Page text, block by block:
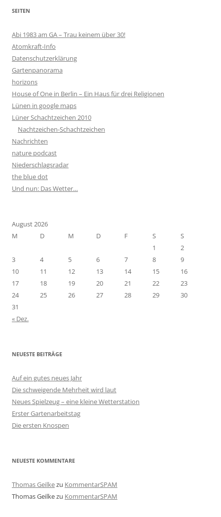
SEITEN
Abi 1983 am GA – Trau keinem über 30!
Atomkraft-Info
Datenschutzerklärung
Gartenpanorama
horizons
House of One in Berlin – Ein Haus für drei Religionen
Lünen in google maps
Lüner Schachtzeichen 2010
Nachtzeichen-Schachtzeichen
Nachrichten
nature podcast
Niederschlagsradar
the blue dot
Und nun: Das Wetter…
August 2026
M
D M D F S
S
1
2
3
4 5 6 7 8
9
10
11 12 13 14 15
16
17
18 19 20 21 22
23
24
25 26 27 28 29
30
31
« Dez.
NEUESTE BEITRÄGE
Auf ein gutes neues Jahr
Die schweigende Mehrheit wird laut
Neues Spielzeug – eine kleine Wetterstation
Erster Gartenarbeitstag
Die ersten Knospen
NEUESTE KOMMENTARE
Thomas Geilkezu KommentarSPAM
Thomas Geilkezu KommentarSPAM